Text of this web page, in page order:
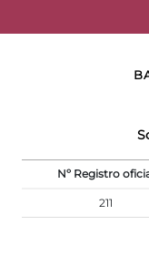
Nº Registro
211